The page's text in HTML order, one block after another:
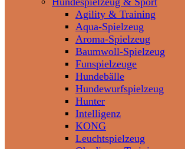
Agility & Training
Aqua-Spielzeug
Aroma-Spielzeug
Baumwoll-Spielzeug
Funspielzeuge
Hundebälle
Hundewurfspielzeug
Hunter
Intelligenz
KONG
Leuchtspielzeug